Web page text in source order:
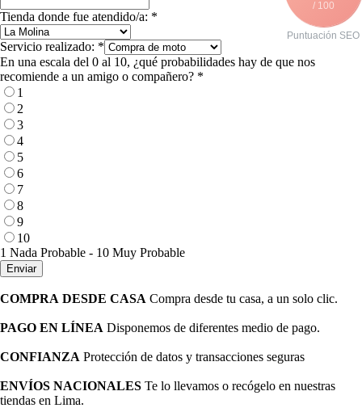
/ 100
Puntuación SEO
Tienda donde fue atendido/a: *
Servicio realizado: *
En una escala del 0 al 10, ¿qué probabilidades hay de que nos
recomiende a un amigo o compañero? *
1
2
3
4
5
6
7
8
9
10
1 Nada Probable - 10 Muy Probable
Enviar
COMPRA DESDE CASA Compra desde tu casa, a un solo clic.
PAGO EN LÍNEA Disponemos de diferentes medio de pago.
CONFIANZA Protección de datos y transacciones seguras
ENVÍOS NACIONALES Te lo llevamos o recógelo en nuestras
tiendas en Lima.